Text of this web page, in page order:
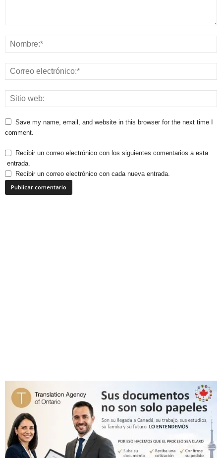
Save my name, email, and website in this browser for the next time I
comment.
Recibir un correo electrónico con los siguientes comentarios a esta
entrada.
Recibir un correo electrónico con cada nueva entrada.